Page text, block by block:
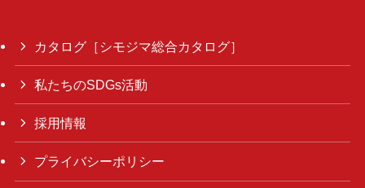
カタログ［シモジマ総合カタログ］
私たちのSDGs活動
採用情報
プライバシーポリシー